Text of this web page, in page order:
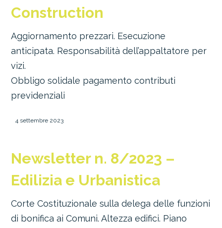
Construction
Aggiornamento prezzari. Esecuzione
anticipata. Responsabilità dell’appaltatore per
vizi.
Obbligo solidale pagamento contributi
previdenziali
4 settembre 2023
Newsletter n. 8/2023 –
Edilizia e Urbanistica
Corte Costituzionale sulla delega delle funzioni
di bonifica ai Comuni. Altezza edifici. Piano